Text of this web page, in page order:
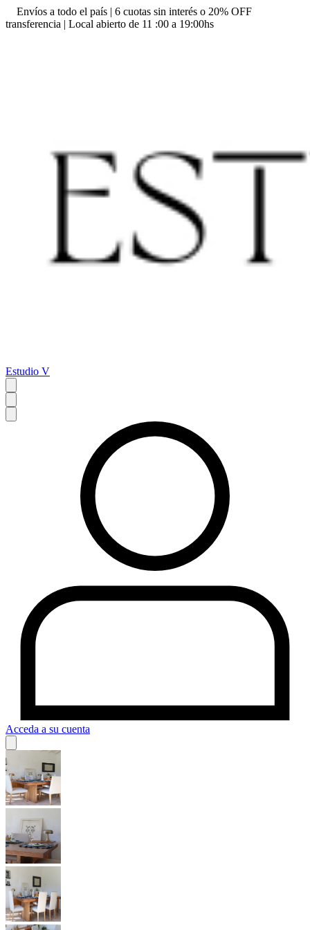
Envíos a todo el país | 6 cuotas sin interés o 20% OFF
transferencia | Local abierto de 11 :00 a 19:00hs
Estudio V
Acceda a su cuenta